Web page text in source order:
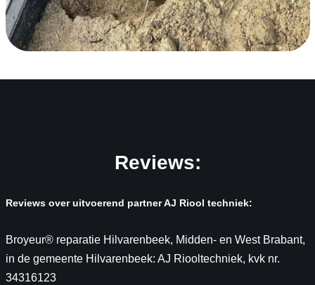
Reviews:
Reviews over uitvoerend partner AJ Riool techniek:
Broyeur® reparatie Hilvarenbeek, Midden- en West Brabant,
in de gemeente Hilvarenbeek: AJ Riooltechniek, kvk nr.
34316123